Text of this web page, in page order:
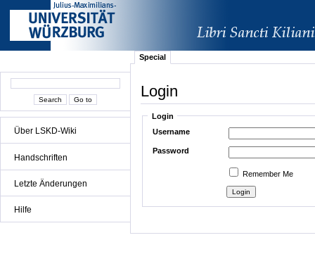
Über LSKD-Wiki
Handschriften
Letzte Änderungen
Hilfe
Special
Login
Login
Username
Password
Remember Me